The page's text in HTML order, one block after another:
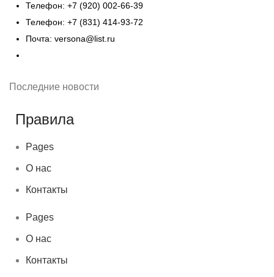
Телефон: +7 (920) 002-66-39
Телефон: +7 (831) 414-93-72
Почта: versona@list.ru
Последние новости
Правила
Pages
О нас
Контакты
Pages
О нас
Контакты